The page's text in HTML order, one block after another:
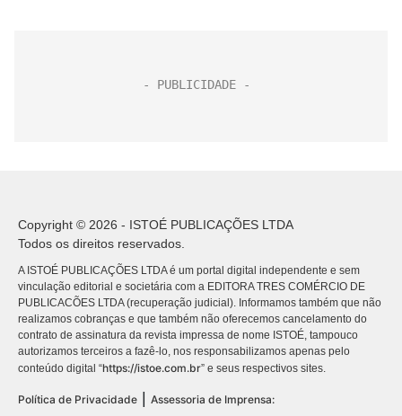
Copyright © 2026 - ISTOÉ PUBLICAÇÕES LTDA
Todos os direitos reservados.
A ISTOÉ PUBLICAÇÕES LTDA é um portal digital independente e sem
vinculação editorial e societária com a EDITORA TRES COMÉRCIO DE
PUBLICACÕES LTDA (recuperação judicial). Informamos também que não
realizamos cobranças e que também não oferecemos cancelamento do
contrato de assinatura da revista impressa de nome ISTOÉ, tampouco
autorizamos terceiros a fazê-lo, nos responsabilizamos apenas pelo
conteúdo digital “https://istoe.com.br” e seus respectivos sites.
Política de Privacidade
Assessoria de Imprensa: